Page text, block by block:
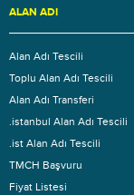
ALAN ADI
Alan Adı Tescili
Toplu Alan Adı Tescili
Alan Adı Transferi
.istanbul Alan Adı Tescili
.ist Alan Adı Tescili
TMCH Başvuru
Fiyat Listesi